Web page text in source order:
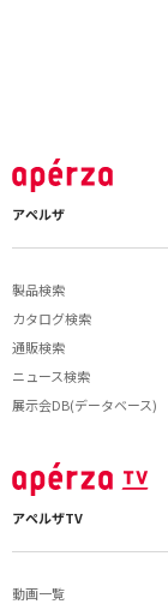
アペルザ
製品検索
カタログ検索
通販検索
ニュース検索
展示会DB(データベース)
アペルザTV
動画一覧